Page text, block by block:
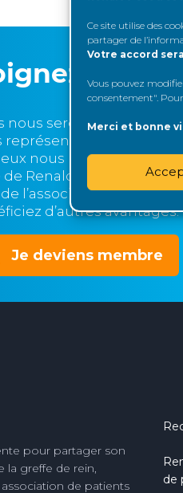
Ce site utilise des
partager de
Votre accord
Vous pouvez
consentement".
Merci et bonne
nous serons nombreux,
et nos voix
nous pourrons agir.
Renaloo et soyez
l’association,
d’autres avantages.
Je deviens membre
pour partager son
la greffe de rein,
de patients
de